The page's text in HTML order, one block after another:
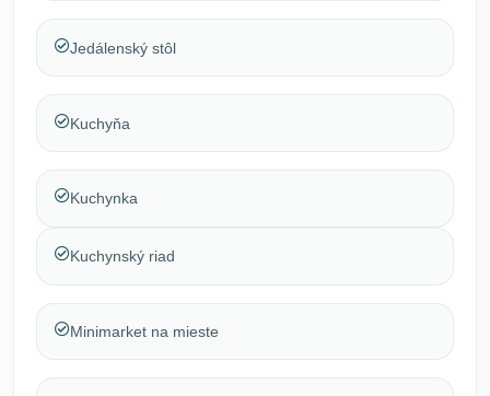
Jedálenský stôl
Kuchyňa
Kuchynka
Kuchynský riad
Minimarket na mieste